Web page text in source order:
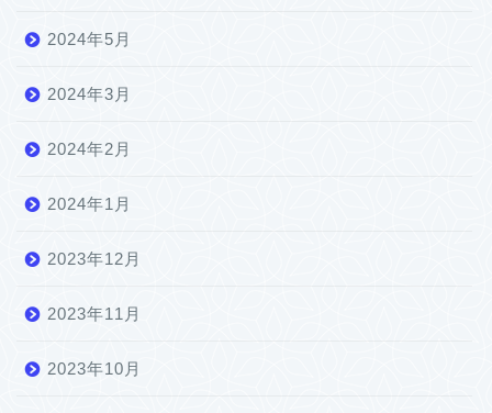
2024年5月
2024年3月
2024年2月
2024年1月
2023年12月
2023年11月
2023年10月